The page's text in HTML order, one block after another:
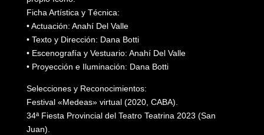
Ficha Artística y Técnica:
•⁠ ⁠Actuación: Anahí Del Valle
•⁠ ⁠Texto y Dirección: Dana Botti
•⁠ ⁠Escenografía y Vestuario: Anahí Del Valle
•⁠ ⁠Proyección e Iluminación: Dana Botti
Selecciones y Reconocimientos:
Festival «Medeas» virtual (2020, CABA).
34ª Fiesta Provincial del Teatro Teatrina 2023 (San
Juan).